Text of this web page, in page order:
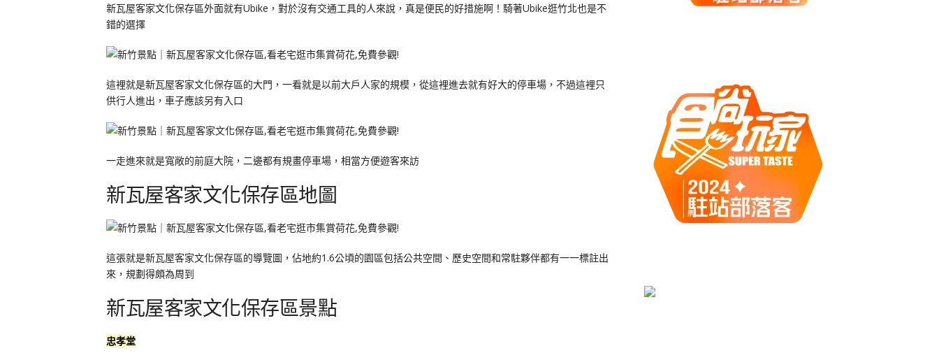
新瓦屋客家文化保存區外面就有Ubike，對於沒有交通工具的人來說，真是便民的好措施啊！騎著Ubike逛竹北也是不
錯的選擇
這裡就是新瓦屋客家文化保存區的大門，一看就是以前大戶人家的規模，從這裡進去就有好大的停車場，不過這裡只
供行人進出，車子應該另有入口
一走進來就是寬敞的前庭大院，二邊都有規畫停車場，相當方便遊客來訪
新瓦屋客家文化保存區地圖
這張就是新瓦屋客家文化保存區的導覽圖，佔地約1.6公頃的園區包括公共空間、歷史空間和常駐夥伴都有一一標註出
來，規劃得頗為周到
新瓦屋客家文化保存區景點
忠孝堂